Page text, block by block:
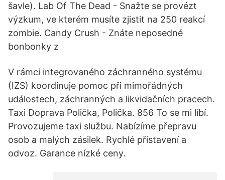
šavle). Lab Of The Dead - Snažte se provézt
výzkum, ve kterém musíte zjistit na 250 reakcí
zombie. Candy Crush - Znáte neposedné
bonbonky z
V rámci integrovaného záchranného systému
(IZS) koordinuje pomoc při mimořádných
událostech, záchranných a likvidačních pracech.
Taxi Doprava Polička, Polička. 856 To se mi líbí.
Provozujeme taxi službu. Nabízíme přepravu
osob a malých zásilek. Rychlé přistavení a
odvoz. Garance nízké ceny.